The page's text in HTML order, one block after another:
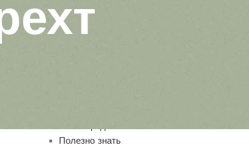
Полезно знать